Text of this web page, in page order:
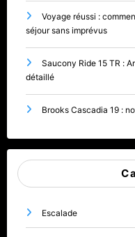
Voyage réussi :
séjour sans imprévus
Saucony Ride 15 TR :
détaillé
Brooks Cascadia 19 :
Escalade